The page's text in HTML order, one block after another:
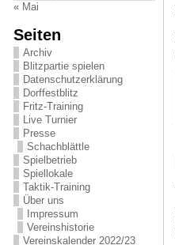
« Mai
Seiten
Archiv
Blitzpartie spielen
Datenschutzerklärung
Dorffestblitz
Fritz-Training
Live Turnier
Presse
Schachblättle
Spielbetrieb
Spiellokale
Taktik-Training
Über uns
Impressum
Vereinshistorie
Vereinskalender 2022/23